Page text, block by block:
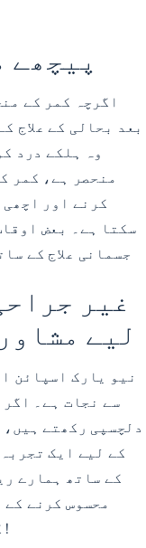
پیچھے
اگرچہ کمر کے
بعد بحالی کے علاج
وہ ہلکے درد
منحصر ہے، کمر
کرنے اور
سکتا ہے۔ بعض
جسمانی علاج کے
غیر
لیے
نیو یارک اسپائن
سے نجات ہے۔ اگر
دلچسپی رکھتے
کے لیے ایک
کے ساتھ ہمارے
محسوس کرنے
!